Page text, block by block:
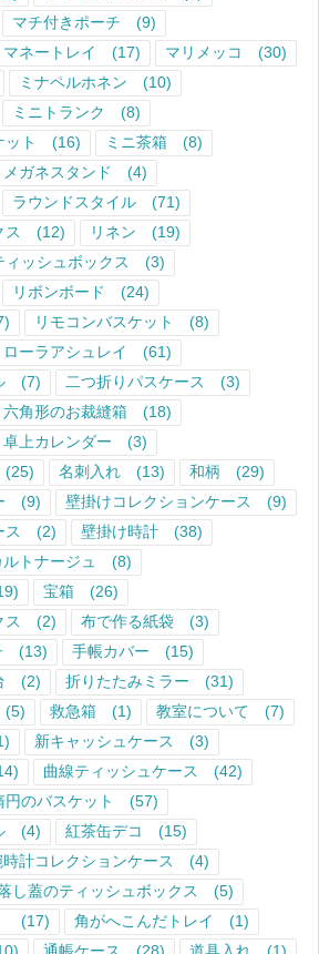
マチ付きポーチ
(9)
マネートレイ (17) マリメッコ
(30)
ミナペルホネン
(10)
ミニトランク
(8)
ット
(16) ミニ茶箱
(8)
メガネスタンド
(4)
ラウンドスタイル
(71)
ス
(12) リネン
(19)
ィッシュボックス
(3)
リボンボード
(24)
リモコンバスケット
(8)
ローラアシュレイ
(61)
(7) 二つ折りパスケース
(3)
六角形のお裁縫箱
(18)
卓上カレンダー
(3)
(25) 名刺入れ (13) 和柄
(29)
(9) 壁掛けコレクションケース
(9)
ス
(2) 壁掛け時計
(38)
トナージュ
(8)
宝箱
(26)
ス
(2) 布で作る紙袋
(3)
(13) 手帳カバー
(15)
(2) 折りたたみミラー
(31)
(5) 救急箱 (1) 教室について
(7)
新キャッシュケース
(3)
曲線ティッシュケース
(42)
円のバスケット
(57)
(4) 紅茶缶デコ
(15)
時計コレクションケース
(4)
し蓋のティッシュボックス
(5)
(17) 角がへこんだトレイ
(1)